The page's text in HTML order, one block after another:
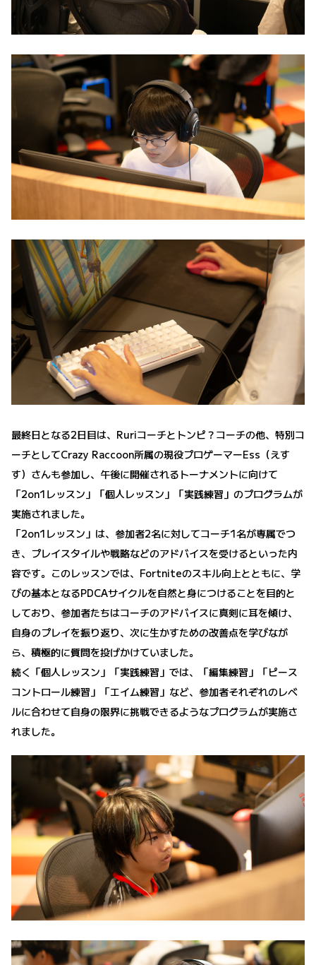
最終日となる2日目は、Ruriコーチとトンピ？コーチの他、特別コ
ーチとしてCrazy Raccoon所属の現役プロゲーマーEss（えす
す）さんも参加し、午後に開催されるトーナメントに向けて
「2on1レッスン」「個人レッスン」「実践練習」のプログラムが
実施されました。
「2on1レッスン」は、参加者2名に対してコーチ1名が専属でつ
き、プレイスタイルや戦略などのアドバイスを受けるといった内
容です。このレッスンでは、Fortniteのスキル向上とともに、学
びの基本となるPDCAサイクルを自然と身につけることを目的と
しており、参加者たちはコーチのアドバイスに真剣に耳を傾け、
自身のプレイを振り返り、次に生かすための改善点を学びなが
ら、積極的に質問を投げかけていました。
続く「個人レッスン」「実践練習」では、「編集練習」「ピース
コントロール練習」「エイム練習」など、参加者それぞれのレベ
ルに合わせて自身の限界に挑戦できるようなプログラムが実施さ
れました。